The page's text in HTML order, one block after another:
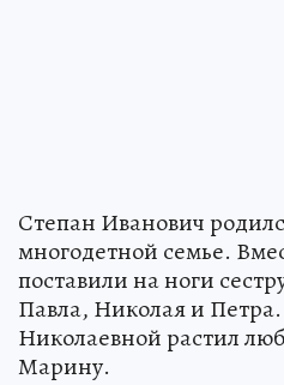
Степан Иванович
многодетной семье.
поставили на ноги
Павла, Николая и
Николаевной растил
Марину.